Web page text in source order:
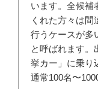
います。全候補
くれた方々は
行うケースが多
と呼ばれます。
挙カー」に乗り
通常100名〜